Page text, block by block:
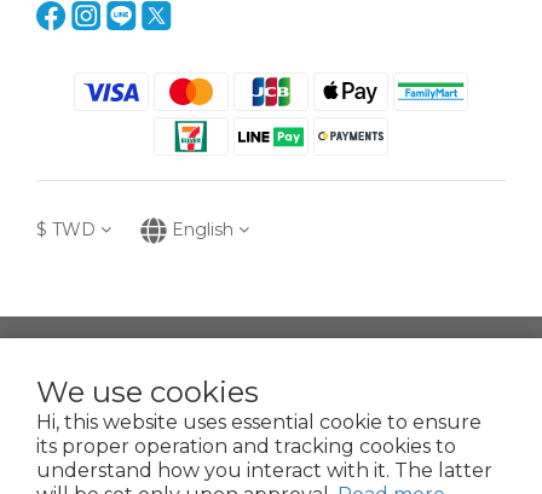
We use cookies
Hi, this website uses essential cookie to ensure
its proper operation and tracking cookies to
understand how you interact with it. The latter
$ TWD English
Copyright© 2021 Espoir Biochemistry Corp.
凱乙國際股份有限公司